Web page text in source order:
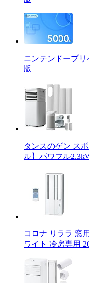
ニンテンドープリ
版
タンスのゲン ス
ル】パワフル
コロナ リララ 窓
ワイト 冷房専用